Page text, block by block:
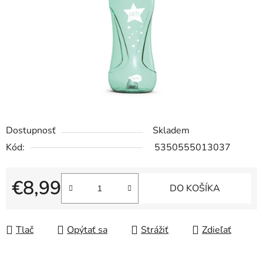
Dostupnosť
Skladem
Kód:
5350555013037
€8,99
Jednotková cena:
DO KOŠÍKA
Tlač Opýtať sa Strážiť Zdieľať